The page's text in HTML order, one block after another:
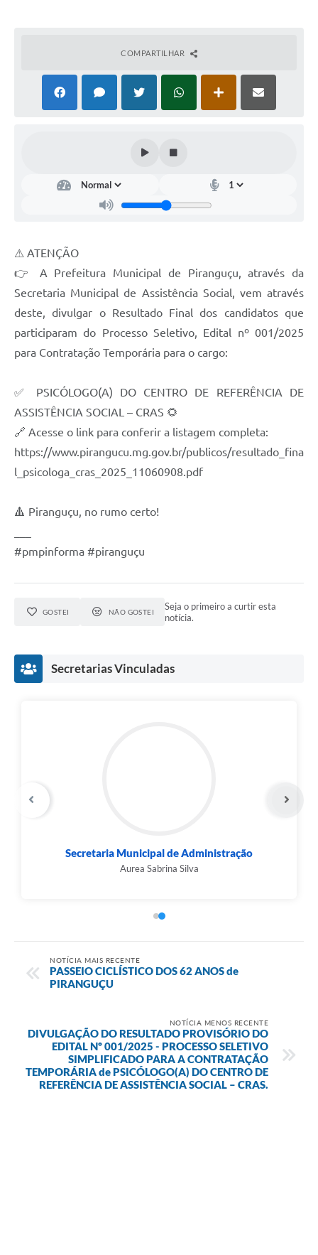
COMPARTILHAR
⚠ ATENÇÃO
👉 A Prefeitura Municipal de Piranguçu, através da
Secretaria Municipal de Assistência Social, vem através
deste, divulgar o Resultado Final dos candidatos que
participaram do Processo Seletivo, Edital nº 001/2025
para Contratação Temporária para o cargo:
✅ PSICÓLOGO(A) DO CENTRO DE REFERÊNCIA DE
ASSISTÊNCIA SOCIAL – CRAS 🌻
🔗 Acesse o link para conferir a listagem completa:
https://www.pirangucu.mg.gov.br/publicos/resultado_fina
l_psicologa_cras_2025_11060908.pdf
🔺 Piranguçu, no rumo certo!
#pmpinforma #piranguçu
GOSTEI NÃO GOSTEI
Seja o primeiro a curtir esta
notícia.
Secretarias Vinculadas
Secretaria Municipal de Administração
Aurea Sabrina Silva
NOTÍCIA MAIS RECENTE
PASSEIO CICLÍSTICO DOS 62 ANOS de
PIRANGUÇU
NOTÍCIA MENOS RECENTE
DIVULGAÇÃO DO RESULTADO PROVISÓRIO DO
EDITAL Nº 001/2025 - PROCESSO SELETIVO
SIMPLIFICADO PARA A CONTRATAÇÃO
TEMPORÁRIA de PSICÓLOGO(A) DO CENTRO DE
REFERÊNCIA DE ASSISTÊNCIA SOCIAL – CRAS.